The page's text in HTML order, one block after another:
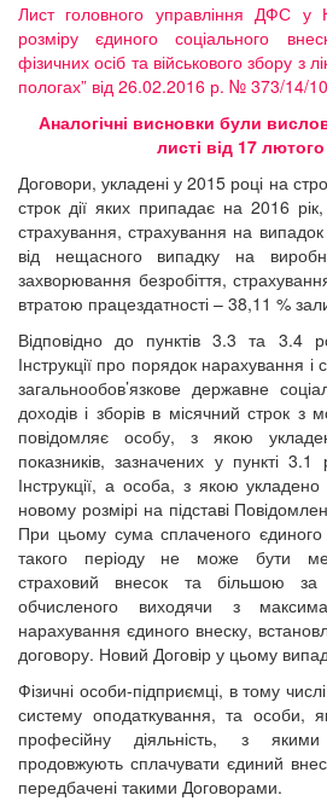
Лист головного управління ДФС у
розміру єдиного соціального
фізичних осіб та військового збору з
пологах” від 26.02.2016 р. № 373/14/
Аналогічні висновки були
листі від 17
Договори, укладені у 2015 році на
строк дії яких припадає на 2016
страхування, страхування на випадок
від нещасного випадку на
захворювання безробіття,
втратою працездатності – 38,11 %
Відповідно до пунктів 3.3 та 3.4
Інструкції про порядок нарахування
загальнообов’язкове державне
доходів і зборів в місячний строк з
повідомляє особу, з якою
показників, зазначених у пункті
Інструкції, а особа, з якою
новому розмірі на підставі
При цьому сума сплаченого
такого періоду не може бути
страховий внесок та більшою за
обчисленого виходячи з
нарахування єдиного внеску,
договору. Новий Договір у цьому
Фізичні особи-підприємці, в тому
систему оподаткування, та особи,
професійну діяльність, з
продовжують сплачувати єдиний
передбачені такими Договорами.